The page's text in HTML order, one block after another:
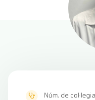
Núm. de